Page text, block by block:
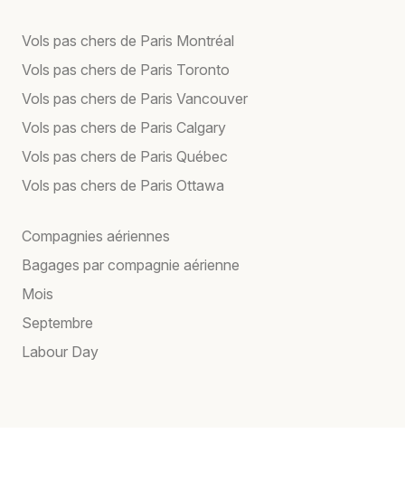
Vols pas chers de Paris Montréal
Vols pas chers de Paris Toronto
Vols pas chers de Paris Vancouver
Vols pas chers de Paris Calgary
Vols pas chers de Paris Québec
Vols pas chers de Paris Ottawa
Compagnies aériennes
Bagages par compagnie aérienne
Mois
Septembre
Labour Day